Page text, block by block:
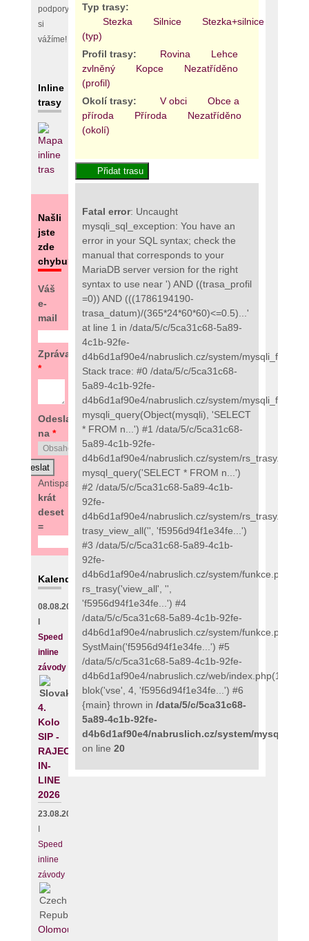
podpory
si
vážíme!
Inline
trasy
Našli
jste
zde
chybu?
Váš
e-
mail
Zpráva
*
Odeslat
na *
Antispam:
6
krát
deset
=
Kalendář
08.08.2026
Speed
inline
závody
4.
Kolo
SIP -
RAJECKÝ
IN-
LINE
2026
23.08.2026
Speed
inline
závody
Olomouc
Typ trasy:
Stezka
Silnice Stezka+silnice
(typ)
Profil trasy:
Rovina
Lehce
zvlněný
Kopce
Nezatříděno
(profil)
Okolí trasy:
V obci
Obce a
příroda
Příroda
Nezatříděno
(okolí)
Fatal error: Uncaught
mysqli_sql_exception: You have an
error in your SQL syntax; check the
manual that corresponds to your
MariaDB server version for the right
syntax to use near ') AND ((trasa_profil
=0)) AND (((1786194190-
trasa_datum)/(365*24*60*60)<=0.5)...'
at line 1 in /data/5/c/5ca31c68-5a89-
4c1b-92fe-
d4b6d1af90e4/nabruslich.cz/system/
Stack trace: #0 /data/5/c/5ca31c68-
5a89-4c1b-92fe-
d4b6d1af90e4/nabruslich.cz/system/
mysqli_query(Object(mysqli), 'SELECT
* FROM n...') #1 /data/5/c/5ca31c68-
5a89-4c1b-92fe-
d4b6d1af90e4/nabruslich.cz/system/
mysql_query('SELECT * FROM n...')
#2 /data/5/c/5ca31c68-5a89-4c1b-
92fe-
d4b6d1af90e4/nabruslich.cz/system/
trasy_view_all('', 'f5956d94f1e34fe...')
#3 /data/5/c/5ca31c68-5a89-4c1b-
92fe-
d4b6d1af90e4/nabruslich.cz/system/
rs_trasy('view_all', '',
'f5956d94f1e34fe...') #4
/data/5/c/5ca31c68-5a89-4c1b-92fe-
d4b6d1af90e4/nabruslich.cz/system/
SystMain('f5956d94f1e34fe...') #5
/data/5/c/5ca31c68-5a89-4c1b-92fe-
d4b6d1af90e4/nabruslich.cz/web/index.php(111):
blok('vse', 4, 'f5956d94f1e34fe...') #6
{main} thrown in /data/5/c/5ca31c68-
5a89-4c1b-92fe-
d4b6d1af90e4/nabruslich.cz/system/
on line 20